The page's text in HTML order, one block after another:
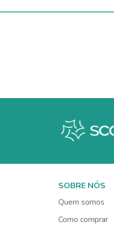
SOBRE NÓS
Quem somos
Como comprar